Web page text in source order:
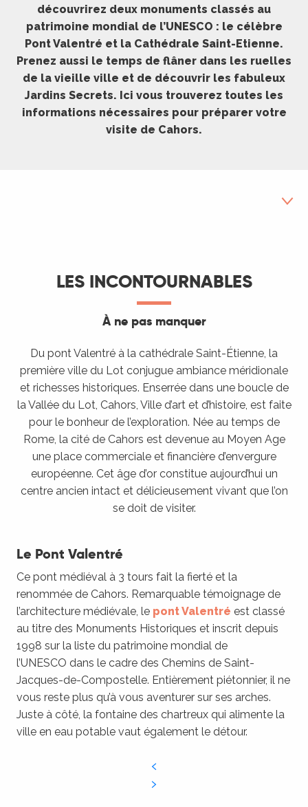
découvrirez deux monuments classés au
patrimoine mondial de l’UNESCO : le célèbre
Pont Valentré et la Cathédrale Saint-Etienne.
Prenez aussi le temps de flâner dans les ruelles
de la vieille ville et de découvrir les fabuleux
Jardins Secrets. Ici vous trouverez toutes les
informations nécessaires pour préparer votre
visite de Cahors.
Le marché
Les visites guidées
Visiter Cahors autrement
LES INCONTOURNABLES
À ne pas manquer
Du pont Valentré à la cathédrale Saint-Étienne, la
première ville du Lot conjugue ambiance méridionale
et richesses historiques. Enserrée dans une boucle de
la Vallée du Lot, Cahors, Ville d’art et d’histoire, est faite
pour le bonheur de l’exploration. Née au temps de
Rome, la cité de Cahors est devenue au Moyen Age
une place commerciale et financière d’envergure
européenne. Cet âge d’or constitue aujourd’hui un
centre ancien intact et délicieusement vivant que l’on
se doit de visiter.
Le Pont Valentré
Ce pont médiéval à 3 tours fait la fierté et la
renommée de Cahors. Remarquable témoignage de
l’architecture médiévale, le pont Valentré est classé
au titre des Monuments Historiques et inscrit depuis
1998 sur la liste du patrimoine mondial de
l’UNESCO dans le cadre des Chemins de Saint-
Jacques-de-Compostelle. Entièrement piétonnier, il ne
vous reste plus qu’à vous aventurer sur ses arches.
Juste à côté, la fontaine des chartreux qui alimente la
ville en eau potable vaut également le détour.